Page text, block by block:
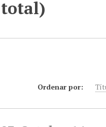
total)
Ordenar por: